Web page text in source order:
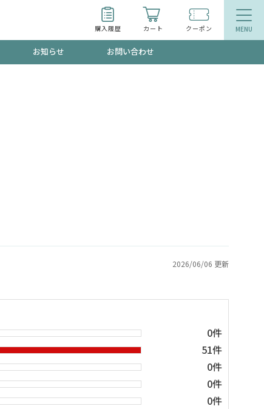
購入履歴 カート クーポン
お知らせ お問い合わせ
2026/06/06 更新
0件
51件
0件
0件
0件